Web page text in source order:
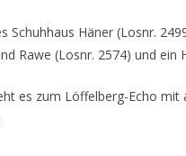
Schuhhaus Häner (Losnr.
Rawe (Losnr. 2574) und
es zum Löffelberg-Echo